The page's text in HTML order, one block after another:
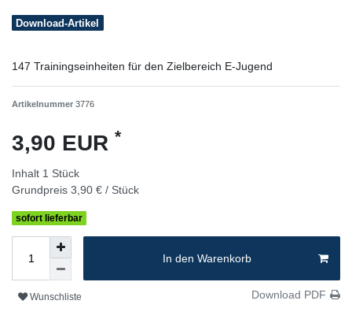
Download-Artikel
147 Trainingseinheiten für den Zielbereich E-Jugend
Artikelnummer 3776
3,90 EUR *
Inhalt 1 Stück
Grundpreis 3,90 € / Stück
sofort lieferbar
In den Warenkorb
Wunschliste Download PDF